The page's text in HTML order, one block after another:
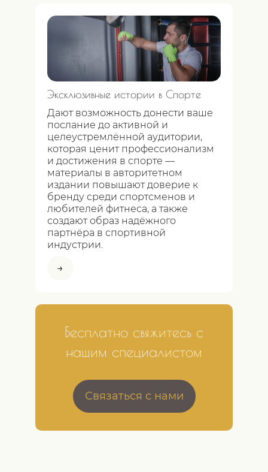
Эксклюзивные истории в Спорте
Дают возможность донести ваше
послание до активной и
целеустремлённой аудитории,
которая ценит профессионализм
и достижения в спорте —
материалы в авторитетном
издании повышают доверие к
бренду среди спортсменов и
любителей фитнеса, а также
создают образ надёжного
партнёра в спортивной
индустрии.
→
Бесплатно свяжитесь с
нашим специалистом
Связаться с нами